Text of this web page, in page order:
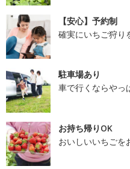
【安心】予約制
確実にいちご狩り
駐車場あり
車で行くならやっ
お持ち帰りOK
おいしいいちごを